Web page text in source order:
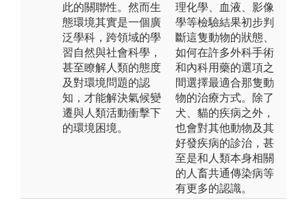
此的關聯性。然而生
態環境其實是一個廣
泛學科，跨領域的學
習自然與社會科學，
甚至瞭解人類的態度
及對環境問題的認
知，才能解決氣候變
遷與人類活動衝擊下
的環境困境。
理化學、血液、影像
學等檢驗結果初步判
斷這隻動物的狀態、
如何在許多外科手術
和內科用藥的選項之
間選擇最適合那隻動
物的治療方式。除了
犬、貓的疾病之外，
也會對其他動物及其
好發疾病的診治，甚
至是和人類本身相關
的人畜共通傳染病等
有更多的認識。